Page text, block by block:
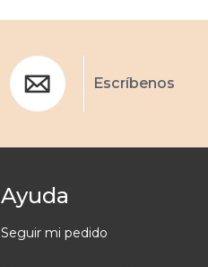
Escríbenos
Ayuda
Seguir mi pedido